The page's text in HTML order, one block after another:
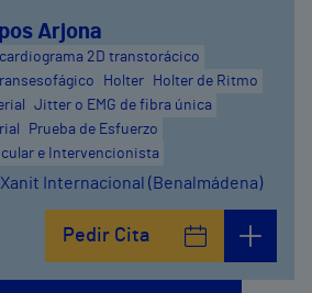
Arjona
2D transtorácico
Holter
Holter de Ritmo
Jitter o EMG de fibra única
Prueba de Esfuerzo
e Intervencionista
Internacional (Benalmádena)
Pedir Cita